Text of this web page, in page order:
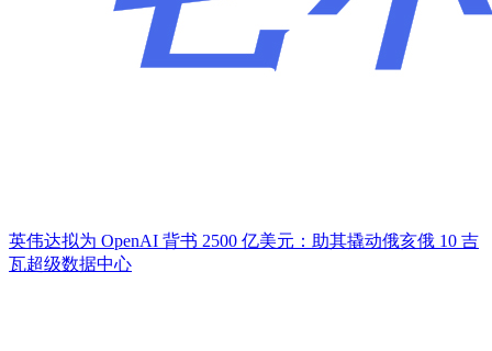
英伟达拟为 OpenAI 背书 2500 亿美元：助其撬动俄亥俄 10 吉
瓦超级数据中心